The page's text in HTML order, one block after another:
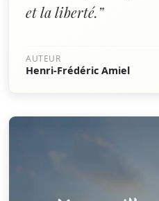
et la liberté.”
AUTEUR
Henri-Frédéric Amiel